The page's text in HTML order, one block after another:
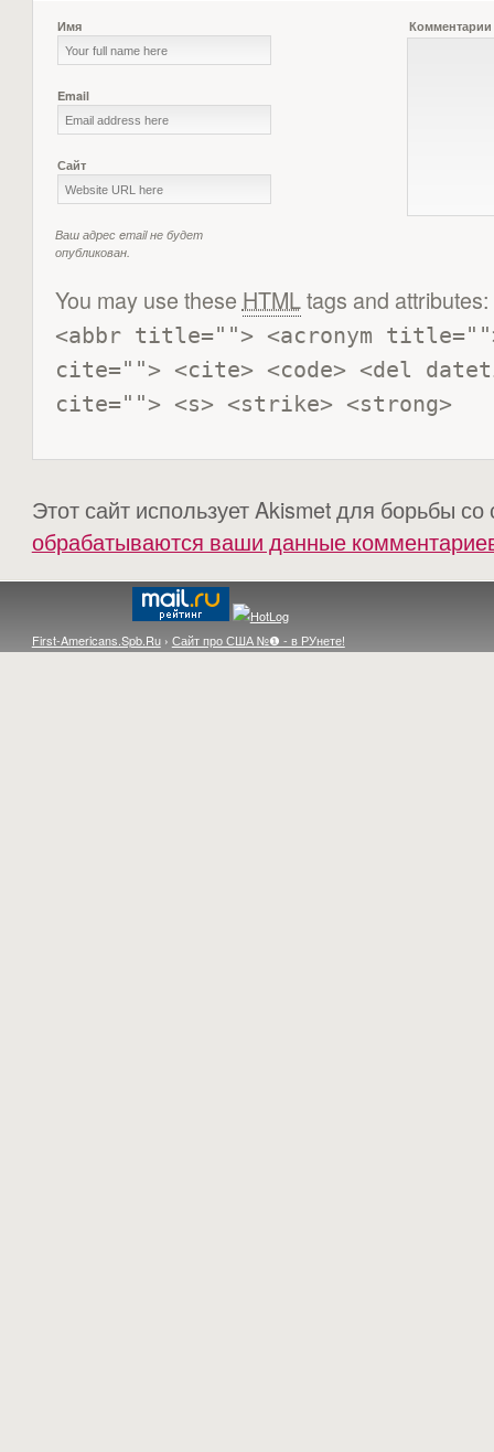
Имя
Email
Сайт
Ваш адрес email не будет
опубликован.
Комментарии
You may use these HTMLtags and attributes:
<abbr title=""> <acronym
cite=""> <cite> <code> <del
cite=""> <s> <strike> <strong>
Этот сайт использует Akismet для борьбы
обрабатываются ваши данные
First-Americans.Spb.Ru› Сайт про США №❶ - в РУнете!